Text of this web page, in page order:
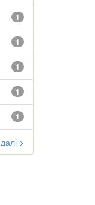
1
1
1
1
1
далі >